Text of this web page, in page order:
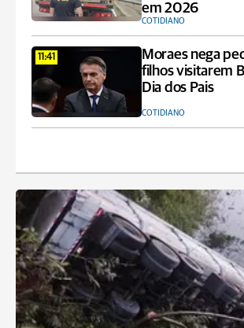
em 2026
COTIDIANO
11:41
Moraes nega
filhos visitarem
Dia dos Pais
COTIDIANO